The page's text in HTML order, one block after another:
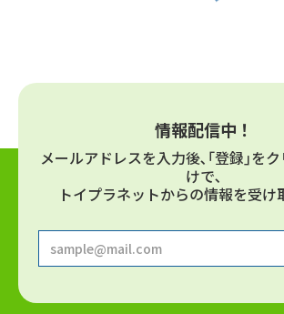
情報配信中！
メールアドレスを⼊⼒後､｢登録｣を
けで､
トイプラネットからの情報を受け